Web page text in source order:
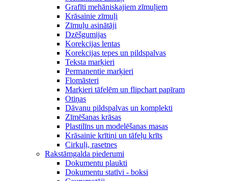
Grafīti mehāniskajiem zīmuļiem
Krāsainie zīmuļi
Zīmuļu asinātāji
Dzēšgumijas
Korekcijas lentas
Korekcijas tepes un pildspalvas
Teksta marķieri
Permanentie marķieri
Flomāsteri
Marķieri tāfelēm un flipchart papīram
Otiņas
Dāvanu pildspalvas un komplekti
Zīmēšanas krāsas
Plastilīns un modelēšanas masas
Krāsainie krītiņi un tāfeļu krīts
Cirkuļi, rasetnes
Rakstāmgalda piederumi
Dokumentu plaukti
Dokumentu statīvi - boksi